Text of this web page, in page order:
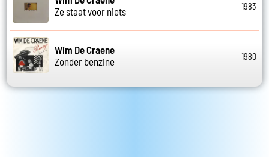
Ze staat voor niets
1983
Wim De Craene
Zonder benzine
1980